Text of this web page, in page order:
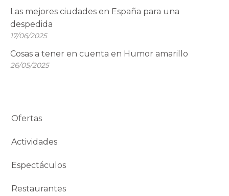
Las mejores ciudades en España para una
despedida
17/06/2025
Cosas a tener en cuenta en Humor amarillo
26/05/2025
Ofertas
Actividades
Espectáculos
Restaurantes